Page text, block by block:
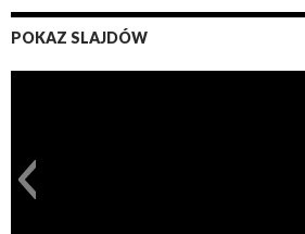
POKAZ SLAJDÓW